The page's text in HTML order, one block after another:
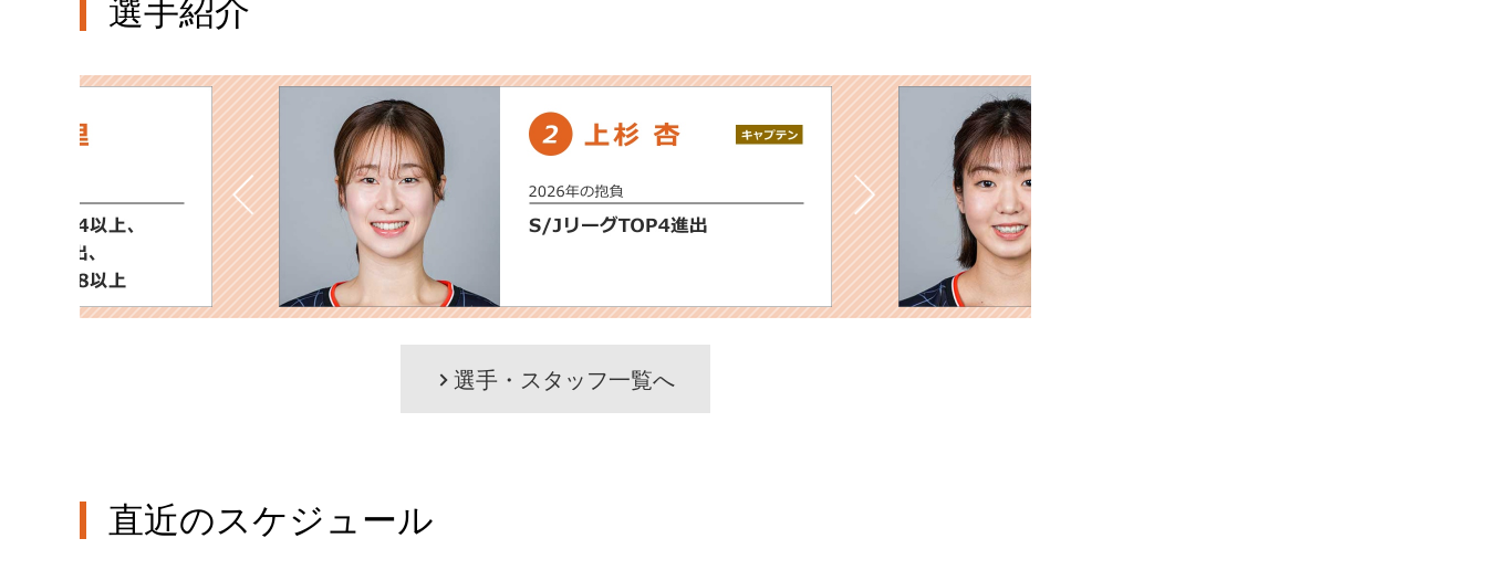
選手紹介
選手・スタッフ一覧へ
直近のスケジュール